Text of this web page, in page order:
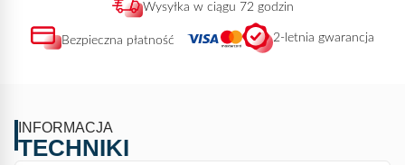
Wysyłka w ciągu 72 godzin
Bezpieczna płatność 2-letnia gwarancja
INFORMACJA
TECHNIKI